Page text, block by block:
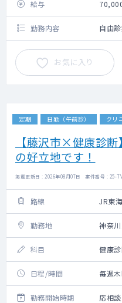
給与
勤務内容 自由
お気に入り
定期 日勤（午前診） クリ
【藤沢市×健康診
の好立地です！
掲載更新日 : 2026年08月07日 案件番号 : 25-
路線 JR東
勤務地 神奈
科目 健康
日程/時間 毎週
勤務開始時期 応相談